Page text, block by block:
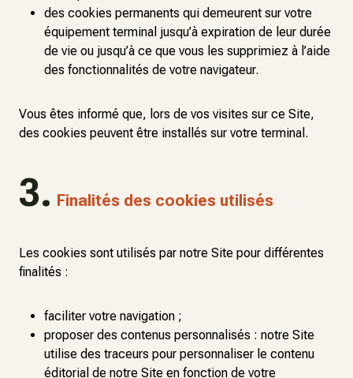
des cookies permanents qui demeurent sur votre
équipement terminal jusqu’à expiration de leur durée
de vie ou jusqu’à ce que vous les supprimiez à l’aide
des fonctionnalités de votre navigateur.
Vous êtes informé que, lors de vos visites sur ce Site,
des cookies peuvent être installés sur votre terminal.
3. Finalités des cookies utilisés
Les cookies sont utilisés par notre Site pour différentes
finalités :
faciliter votre navigation ;
proposer des contenus personnalisés : notre Site
utilise des traceurs pour personnaliser le contenu
éditorial de notre Site en fonction de votre